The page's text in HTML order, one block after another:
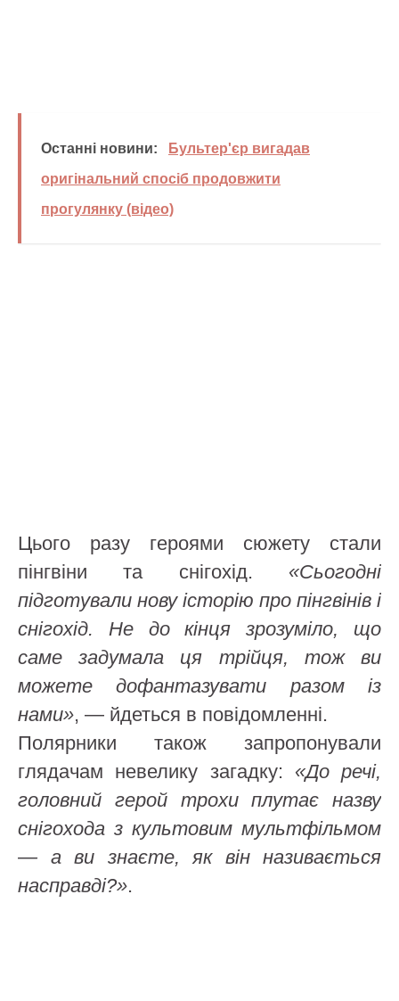
Останні новини:
Бультер'єр вигадав
оригінальний спосіб продовжити
прогулянку (відео)
Цього разу героями сюжету стали
пінгвіни та снігохід. «Сьогодні
підготували нову історію про пінгвінів і
снігохід. Не до кінця зрозуміло, що
саме задумала ця трійця, тож ви
можете дофантазувати разом із
нами», — йдеться в повідомленні.
Полярники також запропонували
глядачам невелику загадку: «До речі,
головний герой трохи плутає назву
снігохода з культовим мультфільмом
— а ви знаєте, як він називається
насправді?».